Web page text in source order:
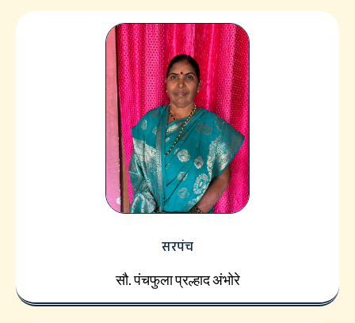
सरपंच
सौ. पंचफुला प्रल्हाद अंभोरे